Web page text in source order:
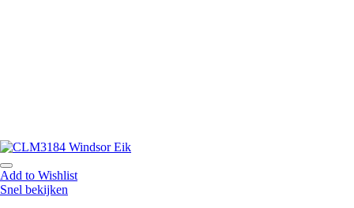
Add to Wishlist
Snel bekijken